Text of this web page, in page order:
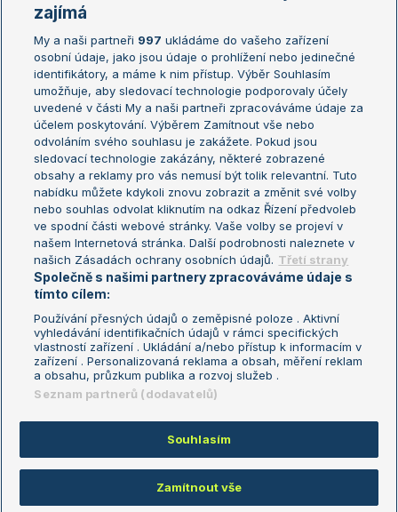
Žebříčky
Žebříček ATP (muži)
Žebříček WTA (ženy)
Sázkařský žebříček
Australian Open
French Open
Wimbledon
US Open
Turnaj mistrů
Turnaj mistryň
Aktualní trendy
Fotbalové přestupy
Livesport Daily
LS Prague Open
Podmínky užití
Nastavení soukromí
GDPR a žurnalistika
Reklama
Kontakt
Informace o zpracování osobních
údajů
Copyright © 2008-2026 TenisPortal.cz. Využíváme zpravodajství ČTK.
zajímá
My a naši partneři 997 ukládáme do vašeho zařízení
osobní údaje, jako jsou údaje o prohlížení nebo jedinečné
identifikátory, a máme k nim přístup. Výběr Souhlasím
umožňuje, aby sledovací technologie podporovaly účely
uvedené v části My a naši partneři zpracováváme údaje za
účelem poskytování. Výběrem Zamítnout vše nebo
odvoláním svého souhlasu je zakážete. Pokud jsou
sledovací technologie zakázány, některé zobrazené
obsahy a reklamy pro vás nemusí být tolik relevantní. Tuto
nabídku můžete kdykoli znovu zobrazit a změnit své volby
nebo souhlas odvolat kliknutím na odkaz Řízení předvoleb
ve spodní části webové stránky. Vaše volby se projeví v
našem Internetová stránka. Další podrobnosti naleznete v
našich Zásadách ochrany osobních údajů. Třetí strany
Společně s našimi partnery zpracováváme údaje s
tímto cílem:
Používání přesných údajů o zeměpisné poloze . Aktivní
vyhledávání identifikačních údajů v rámci specifických
vlastností zařízení . Ukládání a/nebo přístup k informacím v
zařízení . Personalizovaná reklama a obsah, měření reklam
a obsahu, průzkum publika a rozvoj služeb .
Seznam partnerů (dodavatelů)
Souhlasím
Zamítnout vše